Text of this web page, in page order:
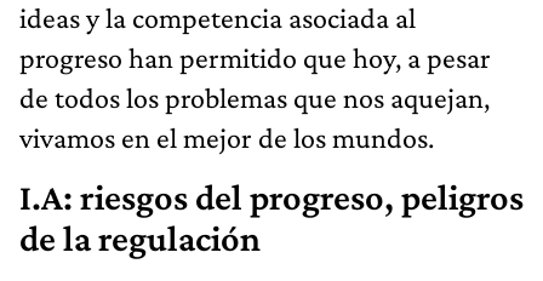
ideas y la competencia asociada al
progreso han permitido que hoy, a pesar
de todos los problemas que nos aquejan,
vivamos en el mejor de los mundos.
I.A: riesgos del progreso, peligros
de la regulación